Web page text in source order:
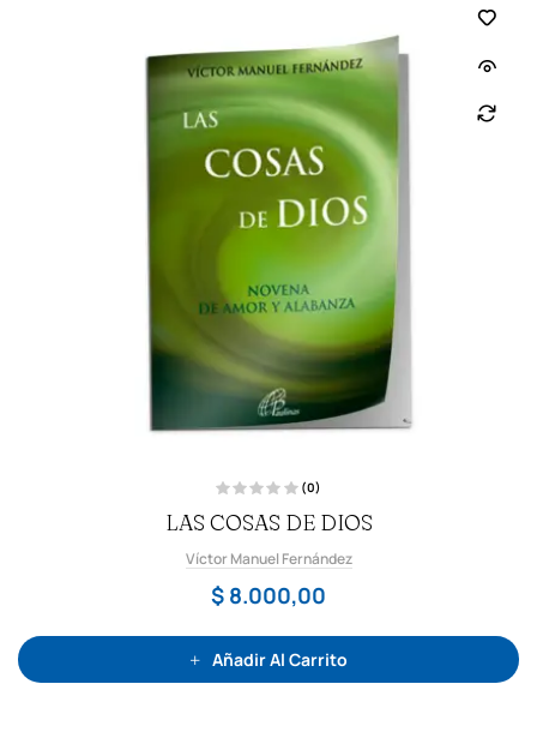
a
l
r
a
d
o
n
0
d
(0)
LAS COSAS DE DIOS
Víctor Manuel Fernández
$ 8.000,00
Añadir Al Carrito